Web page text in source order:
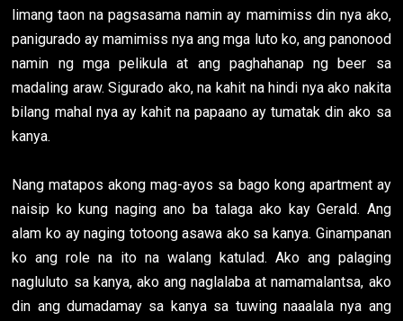
limang taon na pagsasama namin ay mamimiss din nya ako,
panigurado ay mamimiss nya ang mga luto ko, ang panonood
namin ng mga pelikula at ang paghahanap ng beer sa
madaling araw. Sigurado ako, na kahit na hindi nya ako nakita
bilang mahal nya ay kahit na papaano ay tumatak din ako sa
kanya.
Nang matapos akong mag-ayos sa bago kong apartment ay
naisip ko kung naging ano ba talaga ako kay Gerald. Ang
alam ko ay naging totoong asawa ako sa kanya. Ginampanan
ko ang role na ito na walang katulad. Ako ang palaging
nagluluto sa kanya, ako ang naglalaba at namamalantsa, ako
din ang dumadamay sa kanya sa tuwing naaalala nya ang